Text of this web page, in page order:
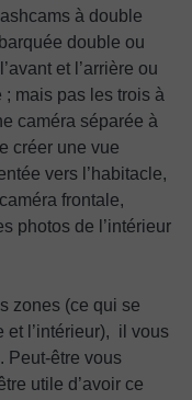
à double
double ou
et l’arrière ou
; mais pas les trois à
caméra séparée à
créer une vue
vers l’habitacle,
frontale,
photos de l’intérieur
zones (ce qui se
et l’intérieur), il vous
Peut-être vous
utile d’avoir ce